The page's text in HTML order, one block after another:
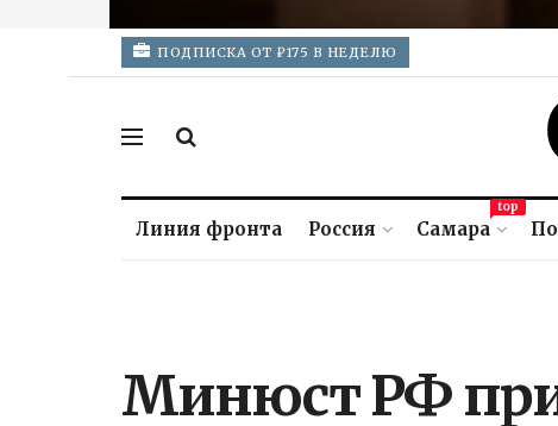
ПОДПИСКА ОТ ₽175 В НЕДЕЛЮ
Линия фронта Россия Самара
top
Минюст РФ